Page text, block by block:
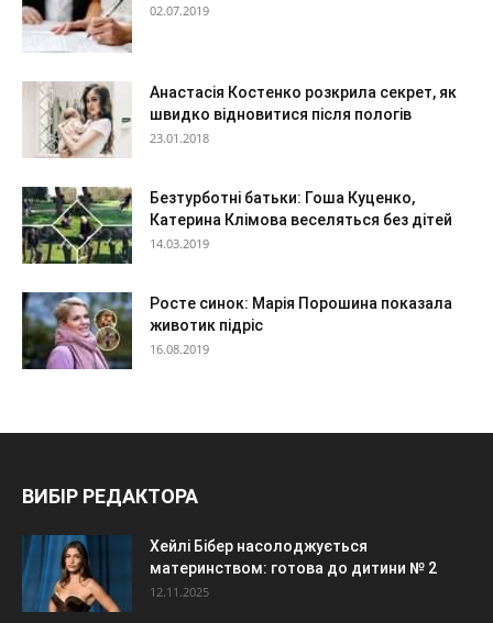
02.07.2019
Анастасія Костенко розкрила секрет, як
швидко відновитися після пологів
23.01.2018
Безтурботні батьки: Гоша Куценко,
Катерина Клімова веселяться без дітей
14.03.2019
Росте синок: Марія Порошина показала
животик підріс
16.08.2019
ВИБІР РЕДАКТОРА
Хейлі Бібер насолоджується
материнством: готова до дитини № 2
12.11.2025